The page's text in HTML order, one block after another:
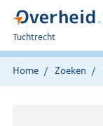
U
bent
hier:
Tuchtrecht
Home Zoeken